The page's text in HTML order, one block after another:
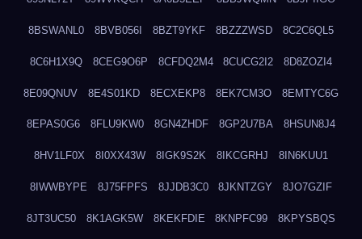
8BSWANL0 8BVB056I 8BZT9YKF 8BZZZWSD 8C2C6QL5
8C6H1X9Q 8CEG9O6P 8CFDQ2M4 8CUCG2I2 8D8ZOZI4
8E09QNUV 8E4S01KD 8ECXEKP8 8EK7CM3O 8EMTYC6G
8EPAS0G6 8FLU9KW0 8GN4ZHDF 8GP2U7BA 8HSUN8J4
8HV1LF0X 8I0XX43W 8IGK9S2K 8IKCGRHJ 8IN6KUU1
8IWWBYPE 8J75FPFS 8JJDB3C0 8JKNTZGY 8JO7GZIF
8JT3UC50 8K1AGK5W 8KEKFDIE 8KNPFC99 8KPYSBQS